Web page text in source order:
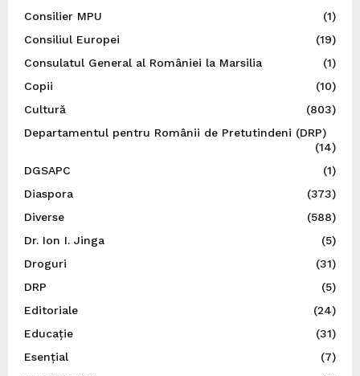
Consilier MPU
(1)
Consiliul Europei
(19)
Consulatul General al României la Marsilia
(1)
Copii
(10)
Cultură
(803)
Departamentul pentru Românii de Pretutindeni (DRP)
(14)
DGSAPC
(1)
Diaspora
(373)
Diverse
(588)
Dr. Ion I. Jinga
(5)
Droguri
(31)
DRP
(5)
Editoriale
(24)
Educație
(31)
Esențial
(7)